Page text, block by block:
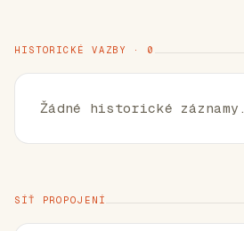
HISTORICKÉ VAZBY · 0
Žádné historické záznamy.
SÍŤ PROPOJENÍ